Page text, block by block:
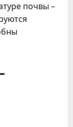
почвы –